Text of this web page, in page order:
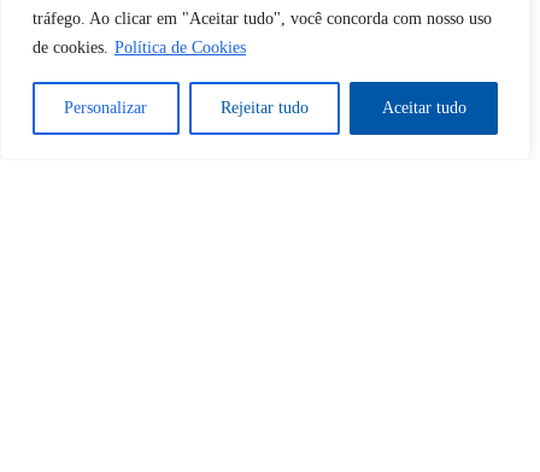
tráfego. Ao clicar em "Aceitar tudo", você concorda com nosso uso
de cookies. Política de Cookies
Personalizar Rejeitar tudo Aceitar tudo
Sim Não